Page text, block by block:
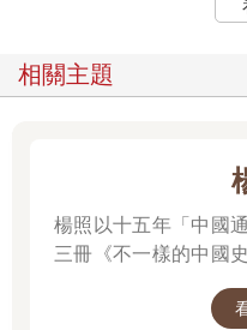
相關主題
楊照以十五年「中國
三冊《不一樣的中國
用一本書的篇幅，快